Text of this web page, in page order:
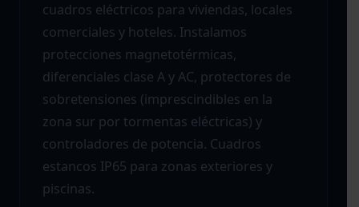
cuadros eléctricos para viviendas, locales
comerciales y hoteles. Instalamos
protecciones magnetotérmicas,
diferenciales clase A y AC, protectores de
sobretensiones (imprescindibles en la
zona sur por tormentas eléctricas) y
controladores de potencia. Cuadros
estancos IP65 para zonas exteriores y
piscinas.